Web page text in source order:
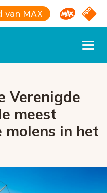
van MAX Omroep
NPO
Verenigde
meest
in het